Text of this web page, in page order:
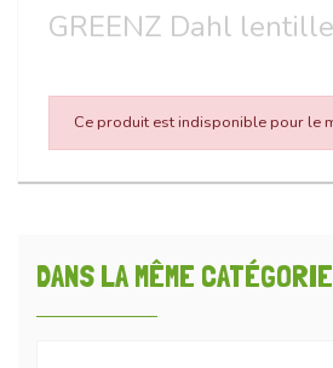
GREENZ Dahl
Ce produit est indisponible pour le
DANS LA MÊME